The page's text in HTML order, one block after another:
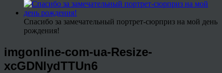
Спасибо за замечательный портрет-сюрприз на мой день
рождения!
imgonline-com-ua-Resize-
xcGDNlydTTUn6